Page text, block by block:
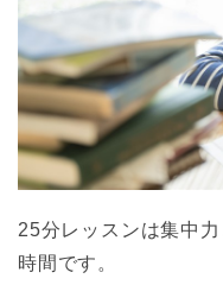
25分レッスンは集中
時間です。